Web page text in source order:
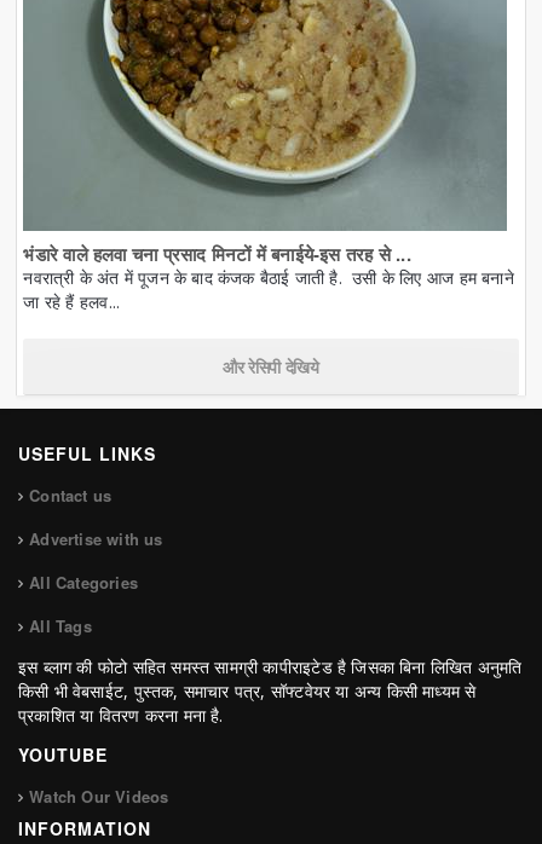
भंडारे वाले हलवा चना प्रसाद मिनटों में बनाईये-इस तरह से ...
नवरात्री के अंत में पूजन के बाद कंजक बैठाई जाती है. उसी के लिए आज हम बनाने
जा रहे हैं हलव...
और रेसिपी देखिये
USEFUL LINKS
Contact us
Advertise with us
All Categories
All Tags
इस ब्लाग की फोटो सहित समस्त सामग्री कापीराइटेड है जिसका बिना लिखित अनुमति
किसी भी वेबसाईट, पुस्तक, समाचार पत्र, सॉफ्टवेयर या अन्य किसी माध्यम से
प्रकाशित या वितरण करना मना है.
YOUTUBE
Watch Our Videos
INFORMATION